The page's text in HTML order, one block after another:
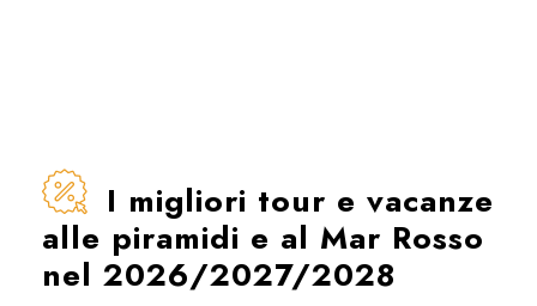
I migliori tour e vacanze
alle piramidi e al Mar Rosso
nel 2026/2027/2028